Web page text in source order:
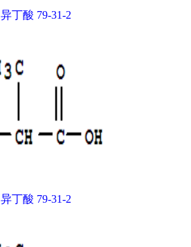
异丁酸 79-31-2
异丁酸 79-31-2